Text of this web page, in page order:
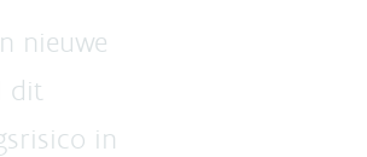
nieuwe
dit
in